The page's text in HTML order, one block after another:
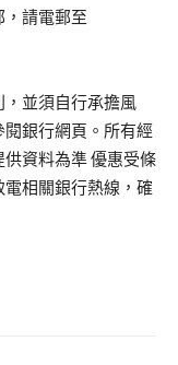
請電郵至
並須自行承擔風
銀行網頁。所有經
資料為準 優惠受條
相關銀行熱線，確